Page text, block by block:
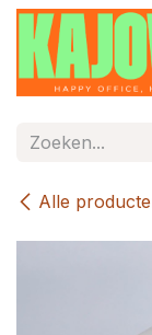
Overslaan naar
Alle